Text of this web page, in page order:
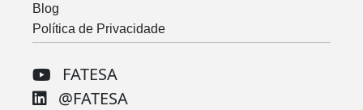
Blog
Política de Privacidade
FATESA
@FATESA